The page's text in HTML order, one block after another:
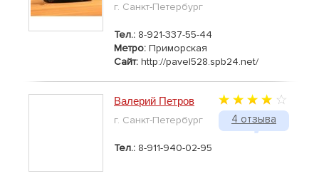
г. Санкт-Петербург
Тел.: 8-921-337-55-44
Метро: Приморская
Сайт: http://pavel528.spb24.net/
4 отзыва
Валерий Петров
г. Санкт-Петербург
Тел.: 8-911-940-02-95